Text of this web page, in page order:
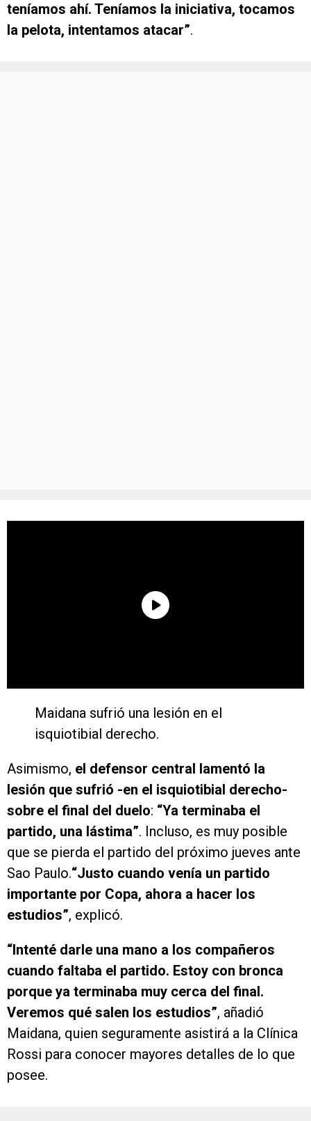
teníamos ahí. Teníamos la iniciativa, tocamos
la pelota, intentamos atacar”.
Maidana sufrió una lesión en el
isquiotibial derecho.
Asimismo, el defensor central lamentó la
lesión que sufrió -en el isquiotibial derecho-
sobre el final del duelo: “Ya terminaba el
partido, una lástima”. Incluso, es muy posible
que se pierda el partido del próximo jueves ante
Sao Paulo.“Justo cuando venía un partido
importante por Copa, ahora a hacer los
estudios”, explicó.
“Intenté darle una mano a los compañeros
cuando faltaba el partido. Estoy con bronca
porque ya terminaba muy cerca del final.
Veremos qué salen los estudios”, añadió
Maidana, quien seguramente asistirá a la Clínica
Rossi para conocer mayores detalles de lo que
posee.